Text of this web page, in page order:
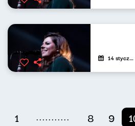
14 stycznia 2022
1 ........... 8 9